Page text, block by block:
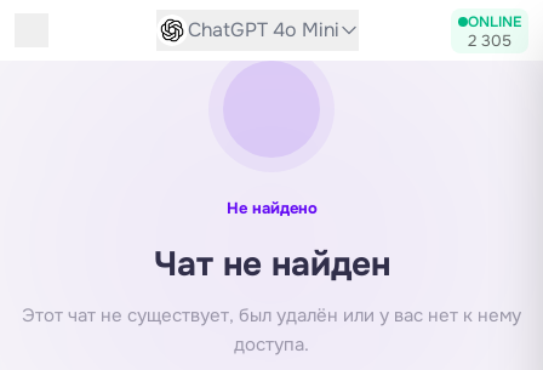
Диалог с нейросетью
ChatGPT 4o Mini ONLINE
2 305
Не найдено
Чат не найден
Этот чат не существует, был удалён или у вас нет к нему
доступа.